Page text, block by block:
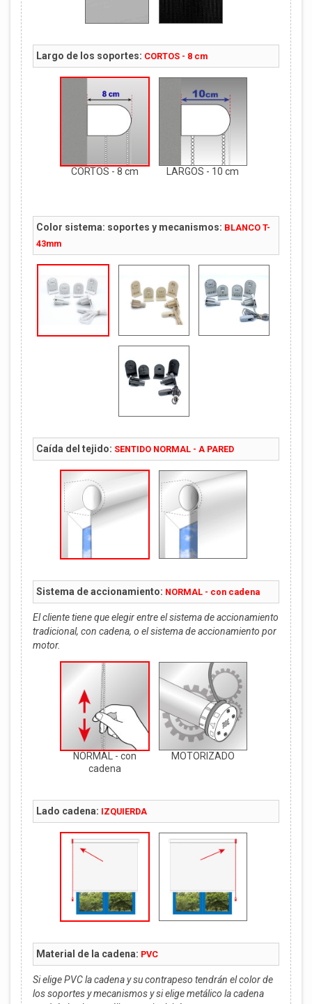
Largo de los soportes: CORTOS - 8 cm
CORTOS - 8 cm LARGOS - 10 cm
Color sistema: soportes y mecanismos: BLANCO T-
43mm
Caída del tejido: SENTIDO NORMAL - A PARED
Sistema de accionamiento: NORMAL - con cadena
El cliente tiene que elegir entre el sistema de accionamiento
tradicional, con cadena, o el sistema de accionamiento por
motor.
NORMAL - con
cadena
MOTORIZADO
Lado cadena: IZQUIERDA
Material de la cadena: PVC
Si elige PVC la cadena y su contrapeso tendrán el color de
los soportes y mecanismos y si elige metálico la cadena